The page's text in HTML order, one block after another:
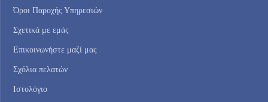
Όροι Παροχής Υπηρεσιών
Σχετικά με εμάς
Επικοινωνήστε μαζί μας
Σχόλια πελατών
Ιστολόγιο